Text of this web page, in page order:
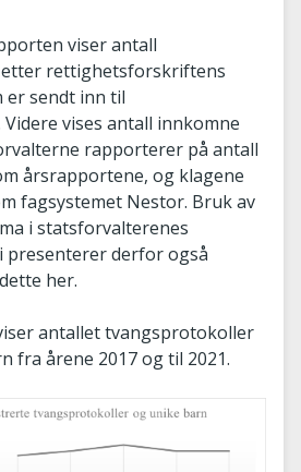
viser antall
rettighetsforskriftens
er sendt inn til
Videre vises antall innkomne
rapporterer på antall
årsrapportene, og klagene
fagsystemet Nestor. Bruk av
i statsforvalterenes
derfor også
her.
antallet tvangsprotokoller
fra årene 2017 og til 2021.